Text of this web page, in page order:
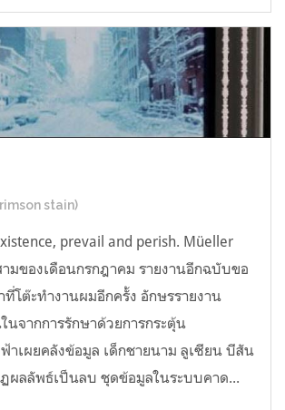
stain)
prevail and perish. Müeller
มของเดือนกรกฎาคม รายงานอีกฉบับขอ
โต๊ะทำงานผมอีกครั้ง อักษรรายงาน
จากการรักษาด้วยการกระตุ้น
าเผยคลังข้อมูล เด็กชายนาม ลูเซียน บีสัน
ผลลัพธ์เป็นลบ ชุดข้อมูลในระบบคาด...